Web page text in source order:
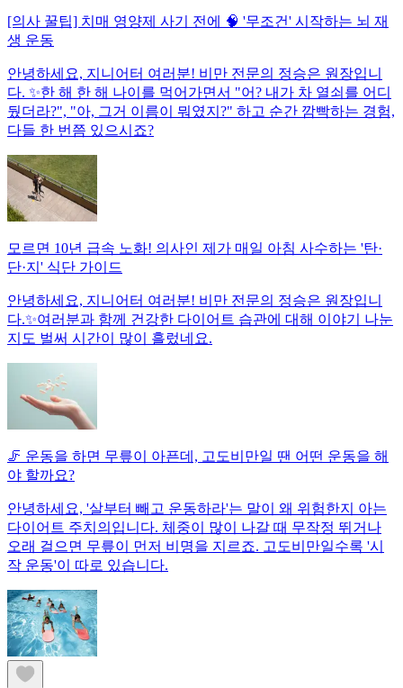
[의사 꿀팁] 치매 영양제 사기 전에 🧠 '무조건' 시작하는 뇌 재
생 운동
안녕하세요, 지니어터 여러분! 비만 전문의 정승은 원장입니
다. ✨한 해 한 해 나이를 먹어가면서 "어? 내가 차 열쇠를 어디
뒀더라?", "아, 그거 이름이 뭐였지?" 하고 순간 깜빡하는 경험,
다들 한 번쯤 있으시죠?
모르면 10년 급속 노화! 의사인 제가 매일 아침 사수하는 '탄·
단·지' 식단 가이드
안녕하세요, 지니어터 여러분! 비만 전문의 정승은 원장입니
다.✨여러분과 함께 건강한 다이어트 습관에 대해 이야기 나눈
지도 벌써 시간이 많이 흘렀네요.
🦵 운동을 하면 무릎이 아픈데, 고도비만일 땐 어떤 운동을 해
야 할까요?
안녕하세요, '살부터 빼고 운동하라'는 말이 왜 위험한지 아는
다이어트 주치의입니다. 체중이 많이 나갈 때 무작정 뛰거나
오래 걸으면 무릎이 먼저 비명을 지르죠. 고도비만일수록 '시
작 운동'이 따로 있습니다.